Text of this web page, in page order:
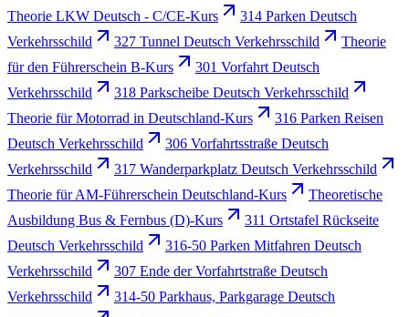
Theorie LKW Deutsch - C/CE-Kurs
314 Parken Deutsch
Verkehrsschild
327 Tunnel Deutsch Verkehrsschild
Theorie
für den Führerschein B-Kurs
301 Vorfahrt Deutsch
Verkehrsschild
318 Parkscheibe Deutsch Verkehrsschild
Theorie für Motorrad in Deutschland-Kurs
316 Parken Reisen
Deutsch Verkehrsschild
306 Vorfahrtsstraße Deutsch
Verkehrsschild
317 Wanderparkplatz Deutsch Verkehrsschild
Theorie für AM-Führerschein Deutschland-Kurs
Theoretische
Ausbildung Bus & Fernbus (D)-Kurs
311 Ortstafel Rückseite
Deutsch Verkehrsschild
316-50 Parken Mitfahren Deutsch
Verkehrsschild
307 Ende der Vorfahrtstraße Deutsch
Verkehrsschild
314-50 Parkhaus, Parkgarage Deutsch